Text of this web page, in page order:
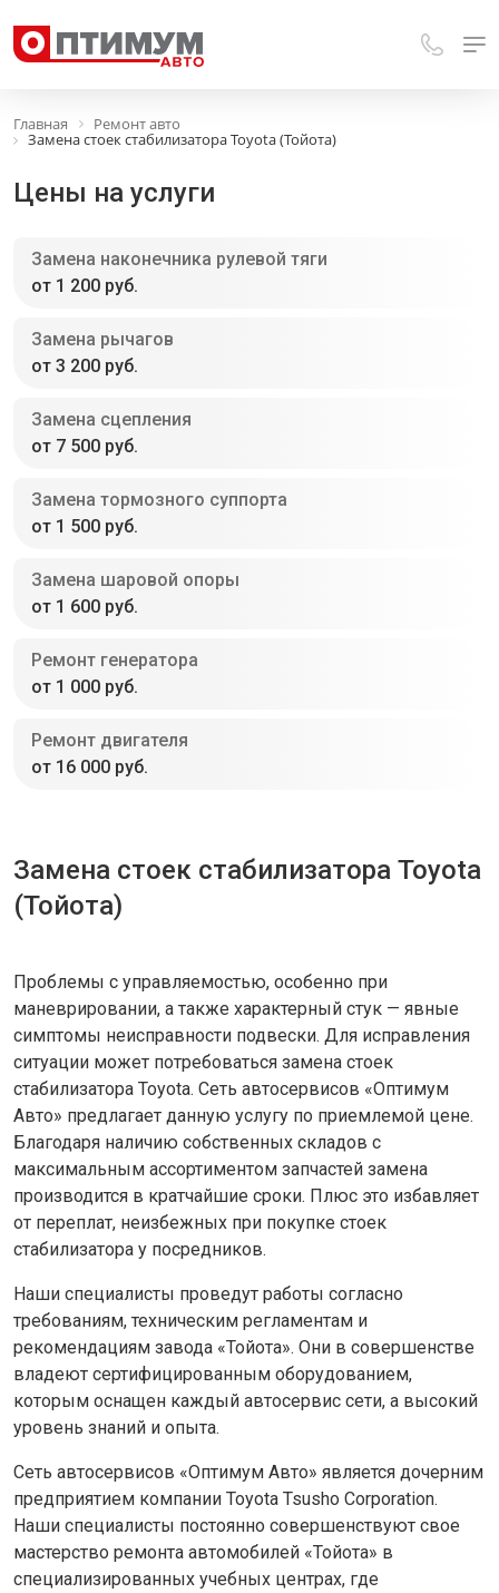
Главная Ремонт авто
Замена стоек стабилизатора Toyota (Тойота)
Цены на услуги
Замена наконечника рулевой тяги
от 1 200 руб.
Замена рычагов
от 3 200 руб.
Замена сцепления
от 7 500 руб.
Замена тормозного суппорта
от 1 500 руб.
Замена шаровой опоры
от 1 600 руб.
Ремонт генератора
от 1 000 руб.
Ремонт двигателя
от 16 000 руб.
Замена стоек стабилизатора Toyota
(Тойота)
Проблемы с управляемостью, особенно при
маневрировании, а также характерный стук — явные
симптомы неисправности подвески. Для исправления
ситуации может потребоваться замена стоек
стабилизатора Toyota. Сеть автосервисов «Оптимум
Авто» предлагает данную услугу по приемлемой цене.
Благодаря наличию собственных складов с
максимальным ассортиментом запчастей замена
производится в кратчайшие сроки. Плюс это избавляет
от переплат, неизбежных при покупке стоек
стабилизатора у посредников.
Наши специалисты проведут работы согласно
требованиям, техническим регламентам и
рекомендациям завода «Тойота». Они в совершенстве
владеют сертифицированным оборудованием,
которым оснащен каждый автосервис сети, а высокий
уровень знаний и опыта.
Сеть автосервисов «Оптимум Авто» является дочерним
предприятием компании Toyota Tsusho Corporation.
Наши специалисты постоянно совершенствуют свое
мастерство ремонта автомобилей «Тойота» в
специализированных учебных центрах, где